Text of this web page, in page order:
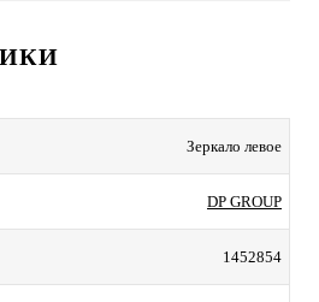
Зеркало левое
DP GROUP
1452854